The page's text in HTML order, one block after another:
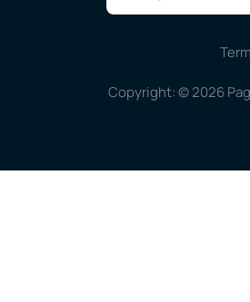
Copyright: © 2026